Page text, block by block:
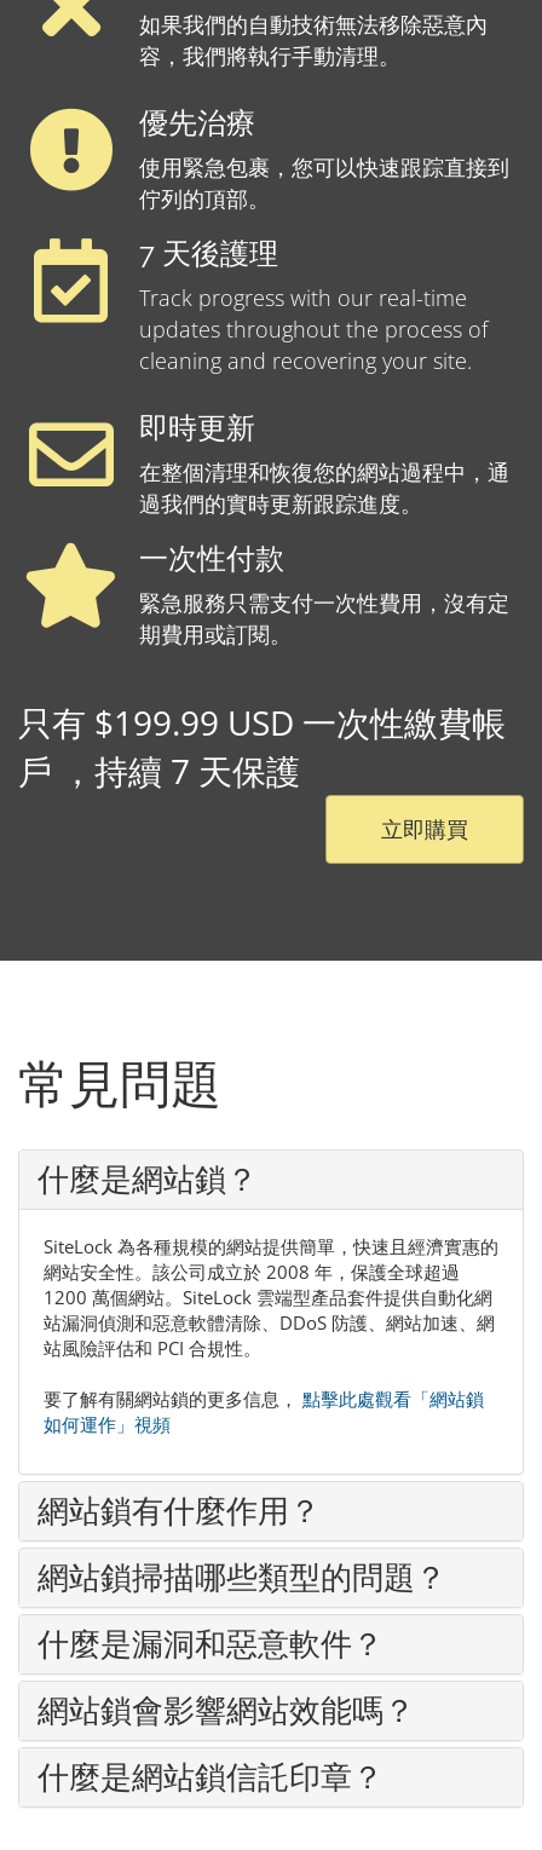
如果我們的自動技術無法移除惡意內
容，我們將執行手動清理。
優先治療
使用緊急包裹，您可以快速跟踪直接到
佇列的頂部。
7 天後護理
Track progress with our real-time
updates throughout the process of
cleaning and recovering your site.
即時更新
在整個清理和恢復您的網站過程中，通
過我們的實時更新跟踪進度。
一次性付款
緊急服務只需支付一次性費用，沒有定
期費用或訂閱。
只有 $199.99 USD 一次性繳費帳
戶 ，持續 7 天保護
立即購買
常見問題
什麼是網站鎖？
SiteLock 為各種規模的網站提供簡單，快速且經濟實惠的
網站安全性。該公司成立於 2008 年，保護全球超過
1200 萬個網站。SiteLock 雲端型產品套件提供自動化網
站漏洞偵測和惡意軟體清除、DDoS 防護、網站加速、網
站風險評估和 PCI 合規性。
要了解有關網站鎖的更多信息， 點擊此處觀看「網站鎖
如何運作」視頻
網站鎖有什麼作用？
網站鎖掃描哪些類型的問題？
什麼是漏洞和惡意軟件？
網站鎖會影響網站效能嗎？
什麼是網站鎖信託印章？